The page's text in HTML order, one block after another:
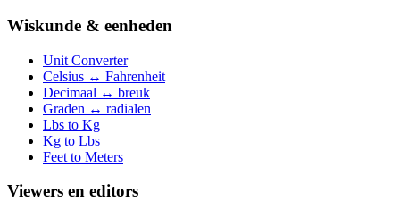
Wiskunde & eenheden
Unit Converter
Celsius ↔ Fahrenheit
Decimaal ↔ breuk
Graden ↔ radialen
Lbs to Kg
Kg to Lbs
Feet to Meters
Viewers en editors